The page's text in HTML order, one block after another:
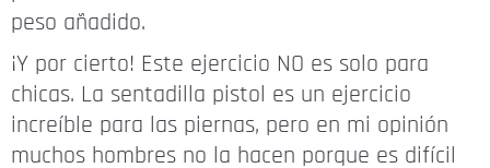
peso añadido.
¡Y por cierto! Este ejercicio NO es solo para
chicas. La sentadilla pistol es un ejercicio
increíble para las piernas, pero en mi opinión
muchos hombres no la hacen porque es difícil